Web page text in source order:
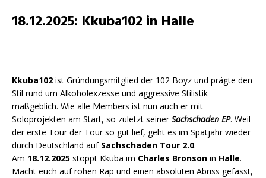
18.12.2025: Kkuba102 in Halle
Kkuba102 ist Gründungsmitglied der 102 Boyz und prägte den
Stil rund um Alkoholexzesse und aggressive Stilistik
maßgeblich. Wie alle Members ist nun auch er mit
Soloprojekten am Start, so zuletzt seinerSachschaden EP. Weil
der erste Tour der Tour so gut lief, geht es im Spätjahr wieder
durch Deutschland auf Sachschaden Tour 2.0.
Am 18.12.2025 stoppt Kkuba im Charles Bronson in Halle.
Macht euch auf rohen Rap und einen absoluten Abriss gefasst,